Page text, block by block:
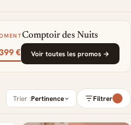
Comptoir des Nuits
€ Voir toutes les promos →
Trier :Pertinence Filtrer